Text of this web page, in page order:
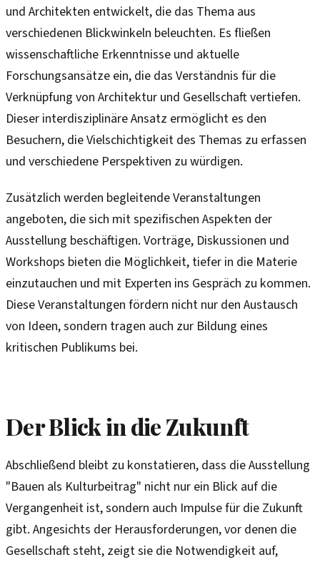
und Architekten entwickelt, die das Thema aus
verschiedenen Blickwinkeln beleuchten. Es fließen
wissenschaftliche Erkenntnisse und aktuelle
Forschungsansätze ein, die das Verständnis für die
Verknüpfung von Architektur und Gesellschaft vertiefen.
Dieser interdisziplinäre Ansatz ermöglicht es den
Besuchern, die Vielschichtigkeit des Themas zu erfassen
und verschiedene Perspektiven zu würdigen.
Zusätzlich werden begleitende Veranstaltungen
angeboten, die sich mit spezifischen Aspekten der
Ausstellung beschäftigen. Vorträge, Diskussionen und
Workshops bieten die Möglichkeit, tiefer in die Materie
einzutauchen und mit Experten ins Gespräch zu kommen.
Diese Veranstaltungen fördern nicht nur den Austausch
von Ideen, sondern tragen auch zur Bildung eines
kritischen Publikums bei.
Der Blick in die Zukunft
Abschließend bleibt zu konstatieren, dass die Ausstellung
"Bauen als Kulturbeitrag" nicht nur ein Blick auf die
Vergangenheit ist, sondern auch Impulse für die Zukunft
gibt. Angesichts der Herausforderungen, vor denen die
Gesellschaft steht, zeigt sie die Notwendigkeit auf,